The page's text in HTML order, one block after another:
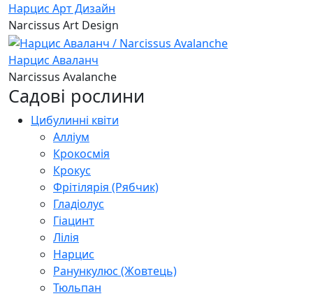
Нарцис Арт Дизайн
Narcissus Art Design
Нарцис Аваланч
Narcissus Avalanche
Садові рослини
Цибулинні квіти
Алліум
Крокосмія
Крокус
Фрітілярія (Рябчик)
Гладіолус
Гіацинт
Лілія
Нарцис
Ранункулюс (Жовтець)
Тюльпан